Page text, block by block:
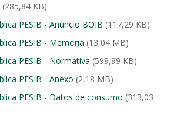
(285,84 KB)
PESIB - Anuncio BOIB (117,29 KB)
PESIB - Memoria (13,04 MB)
PESIB - Normativa (599,99 KB)
PESIB - Anexo (2,18 MB)
PESIB - Datos de consumo (313,03